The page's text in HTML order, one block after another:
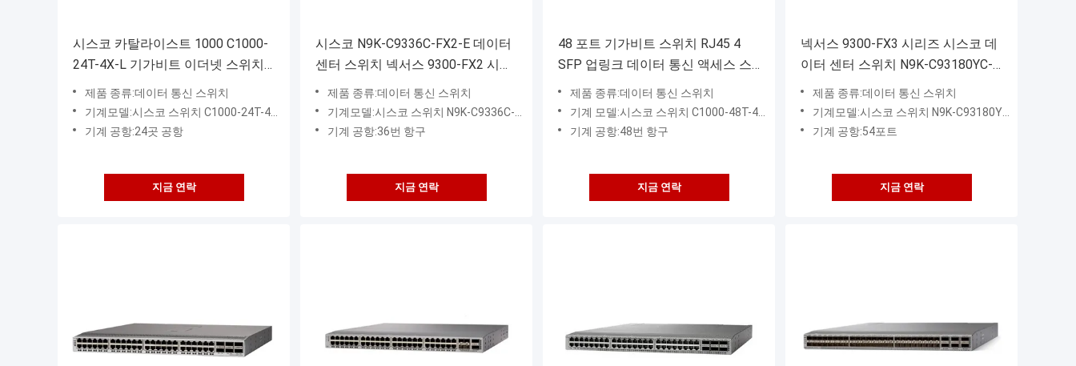
시스코 카탈라이스트 1000 C1000-
24T-4X-L 기가비트 이더넷 스위치
10 기가비트 업링크 24 포트 액세스
스위치
제품 종류:데이터 통신 스위치
기계모델:시스코 스위치 C1000-24T-4X-L
기계 공항:24곳 공항
지금 연락
시스코 N9K-C9336C-FX2-E 데이터
센터 스위치 넥서스 9300-FX2 시리
즈 스위치 36p 40G/100G QSFP28
7.2Tbps 2.4bpps
제품 종류:데이터 통신 스위치
기계모델:시스코 스위치 N9K-C9336C-FX2-E
기계 공항:36번 항구
지금 연락
48 포트 기가비트 스위치 RJ45 4
SFP 업링크 데이터 통신 액세스 스
위치 시스코 C1000-48T-4G-L
제품 종류:데이터 통신 스위치
기계 모델:시스코 스위치 C1000-48T-4G-L
기계 공항:48번 항구
지금 연락
넥서스 9300-FX3 시리즈 시스코 데
이터 센터 스위치 N9K-C93180YC-
FX3 10 기가비트 54 포트
제품 종류:데이터 통신 스위치
기계모델:시스코 스위치 N9K-C93180YC-FX3
기계 공항:54포트
지금 연락